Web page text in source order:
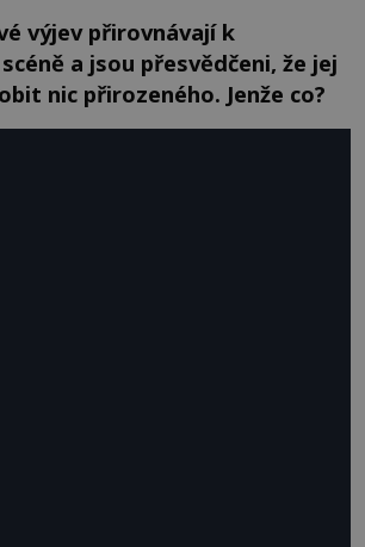
výjev přirovnávají k
a jsou přesvědčeni, že jej
nic přirozeného. Jenže co?